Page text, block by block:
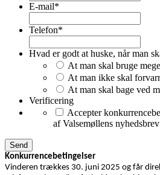
E-mail*
Telefon*
Hvad er godt at huske, når man
At man skal bruge
At man ikke skal
At man skal bage ved
Verificering
Accepter
af Valsemøllens nyhedsbrev
Konkurrencebetingelser
Vinderen trækkes 30. juni 2025 og får